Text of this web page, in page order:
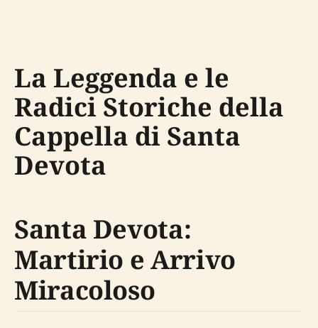
La Leggenda e le
Radici Storiche della
Cappella di Santa
Devota
Santa Devota:
Martirio e Arrivo
Miracoloso